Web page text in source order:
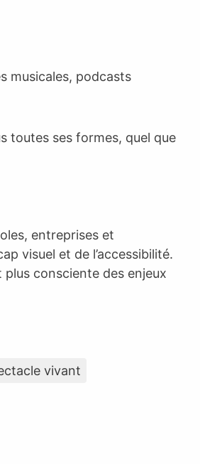
musicales, podcasts
toutes ses formes, quel que
entreprises et
visuel et de l’accessibilité.
consciente des enjeux
vivant